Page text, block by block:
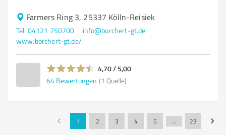
Farmers Ring 3, 25337 Kölln-Reisiek
Tel. 04121 750700
info@borchert-gt.de
www.borchert-gt.de/
4,70 / 5,00
64 Bewertungen (1 Quelle)
1 2 3 4 5 … 23